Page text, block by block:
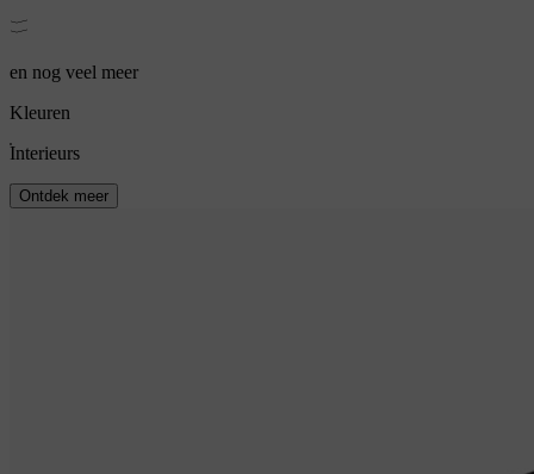
en nog veel meer
Kleuren
Interieurs
Ontdek meer